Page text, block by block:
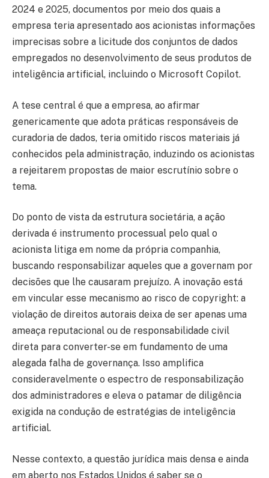
2024 e 2025, documentos por meio dos quais a
empresa teria apresentado aos acionistas informações
imprecisas sobre a licitude dos conjuntos de dados
empregados no desenvolvimento de seus produtos de
inteligência artificial, incluindo o Microsoft Copilot.
A tese central é que a empresa, ao afirmar
genericamente que adota práticas responsáveis de
curadoria de dados, teria omitido riscos materiais já
conhecidos pela administração, induzindo os acionistas
a rejeitarem propostas de maior escrutínio sobre o
tema.
Do ponto de vista da estrutura societária, a ação
derivada é instrumento processual pelo qual o
acionista litiga em nome da própria companhia,
buscando responsabilizar aqueles que a governam por
decisões que lhe causaram prejuízo. A inovação está
em vincular esse mecanismo ao risco de copyright: a
violação de direitos autorais deixa de ser apenas uma
ameaça reputacional ou de responsabilidade civil
direta para converter-se em fundamento de uma
alegada falha de governança. Isso amplifica
consideravelmente o espectro de responsabilização
dos administradores e eleva o patamar de diligência
exigida na condução de estratégias de inteligência
artificial.
Nesse contexto, a questão jurídica mais densa e ainda
em aberto nos Estados Unidos é saber se o